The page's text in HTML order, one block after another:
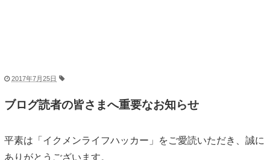
2017年7月25日
ブログ読者の皆さまへ重要なお知らせ
平素は「イクメンライフハッカー」をご愛読いただき、誠に
ありがとうございます。